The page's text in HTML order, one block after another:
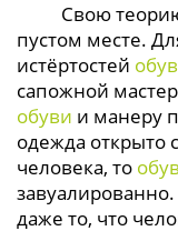
Свою теорию
пустом месте.
истёртостей
сапожной
обуви и манеру
одежда открыто
человека, то
даже то, что